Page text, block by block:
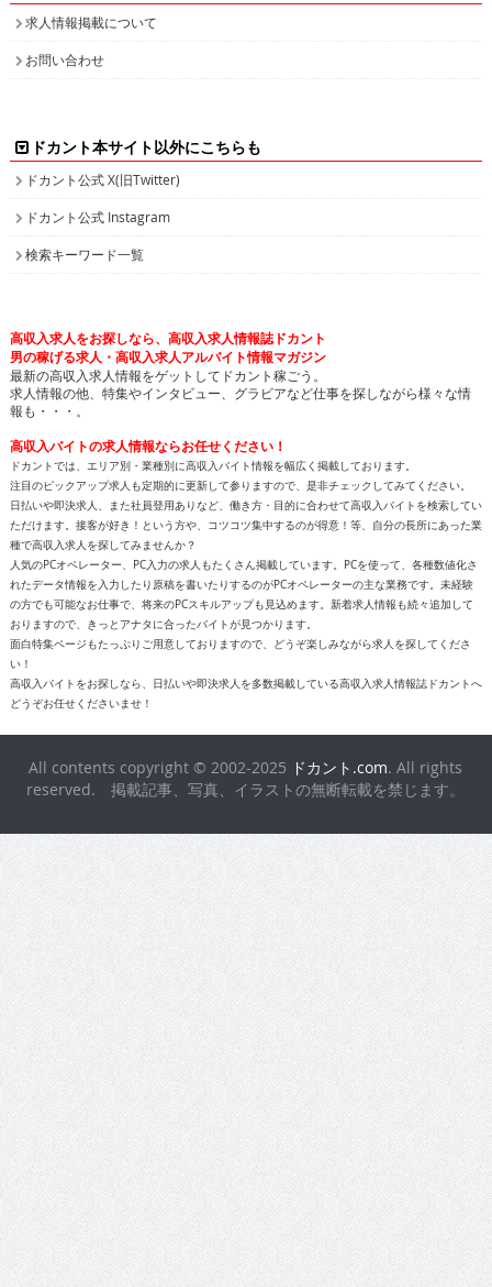
求人情報掲載について
お問い合わせ
ドカント本サイト以外にこちらも
ドカント公式 X(旧Twitter)
ドカント公式 Instagram
検索キーワード一覧
高収入求人をお探しなら、高収入求人情報誌ドカント
男の稼げる求人・高収入求人アルバイト情報マガジン
最新の高収入求人情報をゲットしてドカント稼ごう。
求人情報の他、特集やインタビュー、グラビアなど仕事を探しながら様々な情
報も・・・。
高収入バイトの求人情報ならお任せください！
ドカントでは、エリア別・業種別に高収入バイト情報を幅広く掲載しております。
注目のピックアップ求人も定期的に更新して参りますので、是非チェックしてみてください。
日払いや即決求人、また社員登用ありなど、働き方・目的に合わせて高収入バイトを検索してい
ただけます。接客が好き！という方や、コツコツ集中するのが得意！等、自分の長所にあった業
種で高収入求人を探してみませんか？
人気のPCオペレーター、PC入力の求人もたくさん掲載しています。PCを使って、各種数値化さ
れたデータ情報を入力したり原稿を書いたりするのがPCオペレーターの主な業務です。未経験
の方でも可能なお仕事で、将来のPCスキルアップも見込めます。新着求人情報も続々追加して
おりますので、きっとアナタに合ったバイトが見つかります。
面白特集ページもたっぷりご用意しておりますので、どうぞ楽しみながら求人を探してくださ
い！
高収入バイトをお探しなら、日払いや即決求人を多数掲載している高収入求人情報誌ドカントへ
どうぞお任せくださいませ！
All contents copyright © 2002-2025 ドカント.com. All rights
reserved. 掲載記事、写真、イラストの無断転載を禁じます。